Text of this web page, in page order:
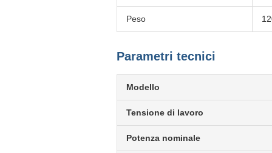
Peso
Parametri tecnici
Modello
Tensione di lavoro
Potenza nominale